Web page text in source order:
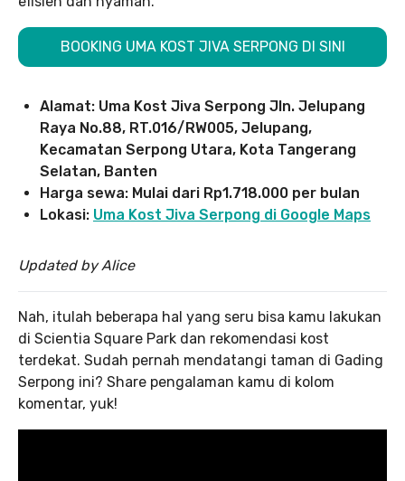
BOOKING UMA KOST JIVA SERPONG DI SINI
Alamat: Uma Kost Jiva Serpong Jln. Jelupang
Raya No.88, RT.016/RW005, Jelupang,
Kecamatan Serpong Utara, Kota Tangerang
Selatan, Banten
Harga sewa: Mulai dari Rp1.718.000 per bulan
Lokasi: Uma Kost Jiva Serpong di Google Maps
Updated by Alice
Nah, itulah beberapa hal yang seru bisa kamu lakukan
di Scientia Square Park dan rekomendasi kost
terdekat. Sudah pernah mendatangi taman di Gading
Serpong ini? Share pengalaman kamu di kolom
komentar, yuk!